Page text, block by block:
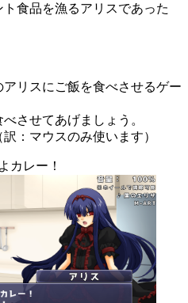
食品を漁るアリスであった
リスにご飯を食べさせるゲー
させてあげましょう。
：マウスのみ使います）
カレー！